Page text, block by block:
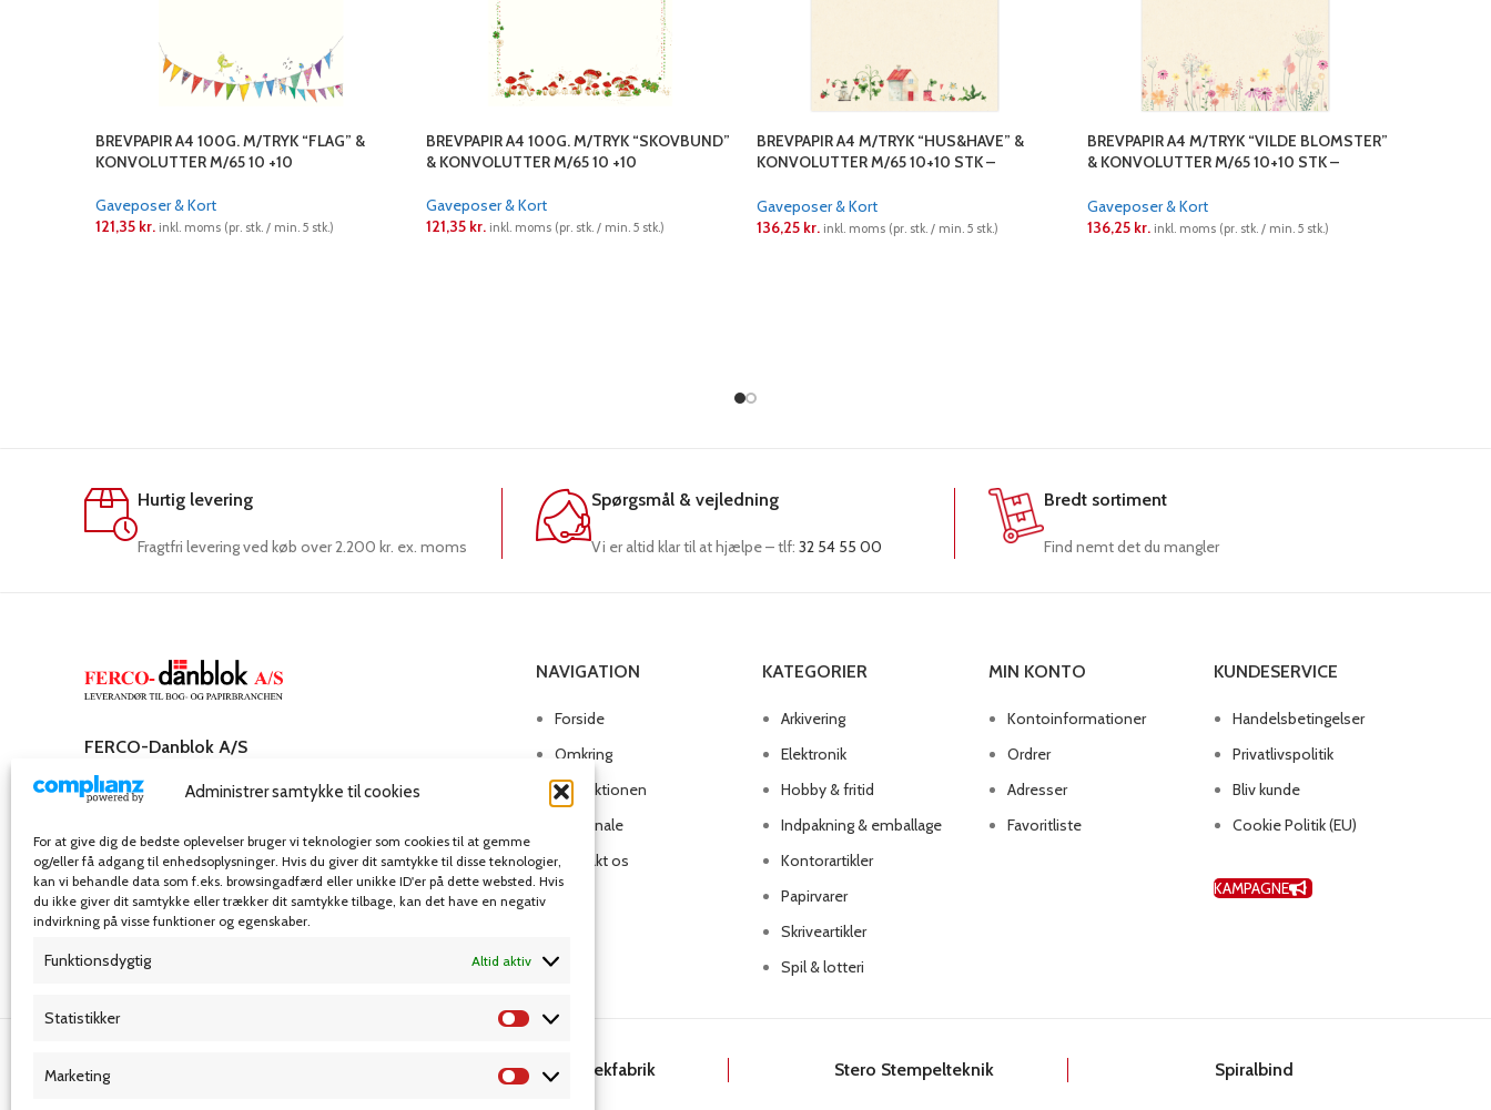
Administrer samtykke til cookies
For at give dig de bedste oplevelser bruger vi teknologier som cookies til at gemme
og/eller få adgang til enhedsoplysninger. Hvis du giver dit samtykke til disse teknologier,
kan vi behandle data som f.eks. browsingadfærd eller unikke ID'er på dette websted. Hvis
du ikke giver dit samtykke eller trækker dit samtykke tilbage, kan det have en negativ
indvirkning på visse funktioner og egenskaber.
Funktionsdygtig Altid aktiv
Statistikker
Marketing
BREVPAPIR A4 100G. M/TRYK “FLAG” &
KONVOLUTTER M/65 10 +10
Gaveposer & Kort
121,35 kr. inkl. moms (pr. stk. / min. 5 stk.)
BREVPAPIR A4 100G. M/TRYK “SKOVBUND”
& KONVOLUTTER M/65 10 +10
Gaveposer & Kort
121,35 kr. inkl. moms (pr. stk. / min. 5 stk.)
BREVPAPIR A4 M/TRYK “HUS&HAVE” &
KONVOLUTTER M/65 10+10 STK –
Gaveposer & Kort
136,25 kr. inkl. moms (pr. stk. / min. 5 stk.)
BREVPAPIR A4 M/TRYK “VILDE BLOMSTER”
& KONVOLUTTER M/65 10+10 STK –
Gaveposer & Kort
136,25 kr. inkl. moms (pr. stk. / min. 5 stk.)
Hurtig levering
Fragtfri levering ved køb over 2.200 kr. ex. moms
Spørgsmål & vejledning
Vi er altid klar til at hjælpe – tlf:32 54 55 00
Bredt sortiment
Find nemt det du mangler
FERCO-Danblok A/S
Rosenkæret 31,
2860 Søborg – Danmark
E-mail: info@ferco-danblok.dk
NAVIGATION
Forside
Omkring
Produktionen
Personale
Kontakt os
KATEGORIER
Arkivering
Elektronik
Hobby & fritid
Indpakning & emballage
Kontorartikler
Papirvarer
Skriveartikler
Spil & lotteri
MIN KONTO
Kontoinformationer
Ordrer
Adresser
Favoritliste
KUNDESERVICE
Handelsbetingelser
Privatlivspolitik
Bliv kunde
Cookie Politik (EU)
KAMPAGNE
Dansk Kartotekfabrik Stero Stempelteknik Spiralbind